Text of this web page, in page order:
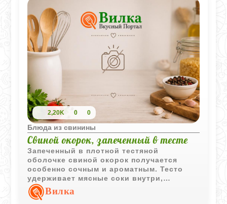
2,20K 0 0
Блюда из свинины
Свиной окорок, запеченный в тесте
Запеченный в плотной тестяной
оболочке свиной окорок получается
особенно сочным и ароматным. Тесто
удерживает мясные соки внутри,
благодаря чему свинина остается мягкой
даже после длительного запекания.
Вилка